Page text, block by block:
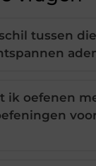
tussen
ik oefenen